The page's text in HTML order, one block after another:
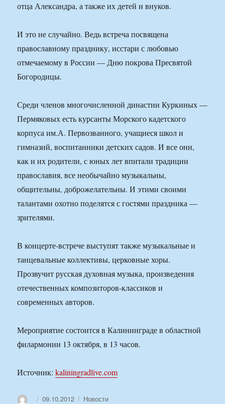
отца Александра, а также их детей и внуков.
И это не случайно. Ведь встреча посвящена
православному празднику, исстари с любовью
отмечаемому в России — Дню покрова Пресвятой
Богородицы.
Среди членов многочисленной династии Куркиных —
Пермяковых есть курсанты Морского кадетского
корпуса им.А. Первозванного, учащиеся школ и
гимназий, воспитанники детских садов. И все они,
как и их родители, с юных лет впитали традиции
православия, все необычайно музыкальны,
общительны, доброжелательны. И этими своими
талантами охотно поделятся с гостями праздника —
зрителями.
В концерте-встрече выступят также музыкальные и
танцевальные коллективы, церковные хоры.
Прозвучит русская духовная музыка, произведения
отечественных композиторов-классиков и
современных авторов.
Мероприятие состоится в Калининграде в областной
филармонии 13 октября, в 13 часов.
Источник:kaliningradlive.com
АвторОпубликовано
09.10.2012 Рубрики
Новости